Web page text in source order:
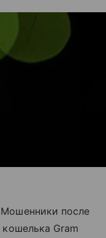
после
кошелька Gram